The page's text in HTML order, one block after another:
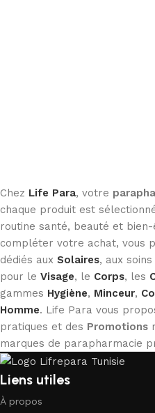
Chez Life Para, votre
chaque produit est
routine santé, beauté et
compléter votre achat, vous
dédiés aux Solaires, aux soins
pour le Visage, le Corps, les
gammes Hygiène, Minceur,
Homme. Life Para vous
pratiques et des Promotions
marques de parapharmacie
Liens utiles
À propos